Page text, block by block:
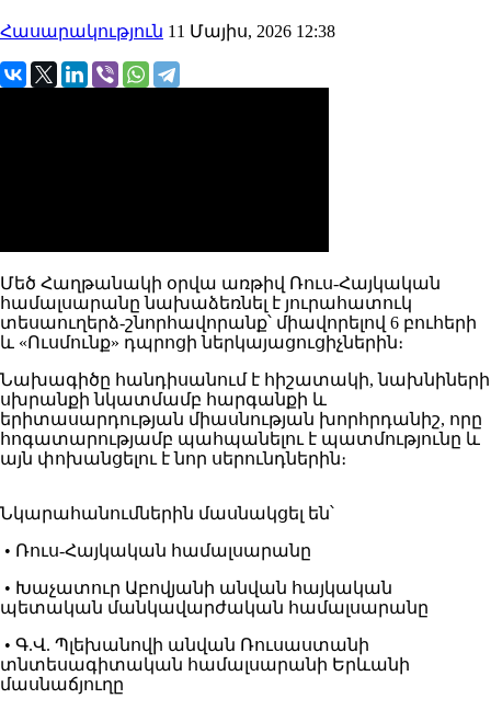
Հասարակություն 11 Մայիս, 2026 12:38
Մեծ Հաղթանակի օրվա առթիվ Ռուս-Հայկական
համալսարանը նախաձեռնել է յուրահատուկ
տեսաուղերձ-շնորհավորանք՝ միավորելով 6 բուհերի
և «Ուսմունք» դպրոցի ներկայացուցիչներին։
Նախագիծը հանդիսանում է հիշատակի, նախնիների
սխրանքի նկատմամբ հարգանքի և
երիտասարդության միասնության խորհրդանիշ, որը
հոգատարությամբ պահպանելու է պատմությունը և
այն փոխանցելու է նոր սերունդներին։
Նկարահանումներին մասնակցել են՝
• Ռուս-Հայկական համալսարանը
• Խաչատուր Աբովյանի անվան հայկական
պետական մանկավարժական համալսարանը
• Գ.Վ. Պլեխանովի անվան Ռուսաստանի
տնտեսագիտական համալսարանի Երևանի
մասնաճյուղը